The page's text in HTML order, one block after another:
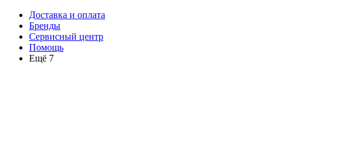
Доставка и оплата
Бренды
Сервисный центр
Помощь
Ещё 7